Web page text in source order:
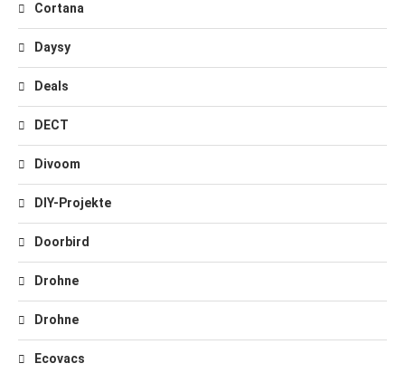
Cortana
Daysy
Deals
DECT
Divoom
DIY-Projekte
Doorbird
Drohne
Drohne
Ecovacs